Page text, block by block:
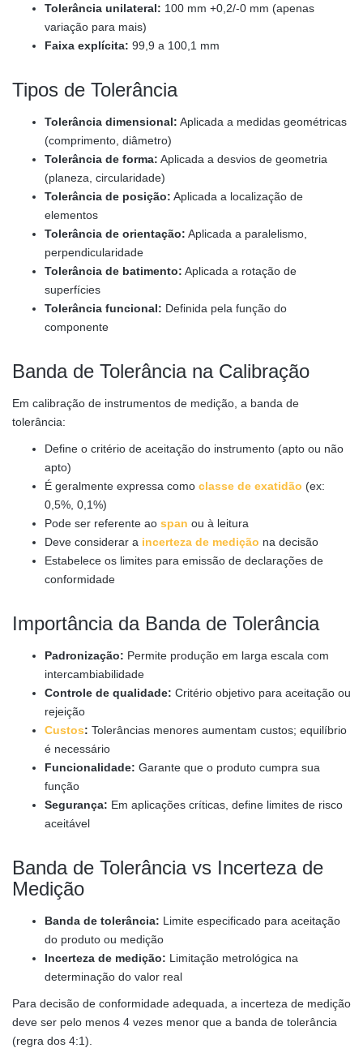
Tolerância unilateral: 100 mm +0,2/-0 mm (apenas
variação para mais)
Faixa explícita: 99,9 a 100,1 mm
Tipos de Tolerância
Tolerância dimensional: Aplicada a medidas geométricas
(comprimento, diâmetro)
Tolerância de forma: Aplicada a desvios de geometria
(planeza, circularidade)
Tolerância de posição: Aplicada a localização de
elementos
Tolerância de orientação: Aplicada a paralelismo,
perpendicularidade
Tolerância de batimento: Aplicada a rotação de
superfícies
Tolerância funcional: Definida pela função do
componente
Banda de Tolerância na Calibração
Em calibração de instrumentos de medição, a banda de
tolerância:
Define o critério de aceitação do instrumento (apto ou não
apto)
É geralmente expressa como classe de exatidão (ex:
0,5%, 0,1%)
Pode ser referente ao span ou à leitura
Deve considerar a incerteza de medição na decisão
Estabelece os limites para emissão de declarações de
conformidade
Importância da Banda de Tolerância
Padronização: Permite produção em larga escala com
intercambiabilidade
Controle de qualidade: Critério objetivo para aceitação ou
rejeição
Custos: Tolerâncias menores aumentam custos; equilíbrio
é necessário
Funcionalidade: Garante que o produto cumpra sua
função
Segurança: Em aplicações críticas, define limites de risco
aceitável
Banda de Tolerância vs Incerteza de
Medição
Banda de tolerância: Limite especificado para aceitação
do produto ou medição
Incerteza de medição: Limitação metrológica na
determinação do valor real
Para decisão de conformidade adequada, a incerteza de medição
deve ser pelo menos 4 vezes menor que a banda de tolerância
(regra dos 4:1).